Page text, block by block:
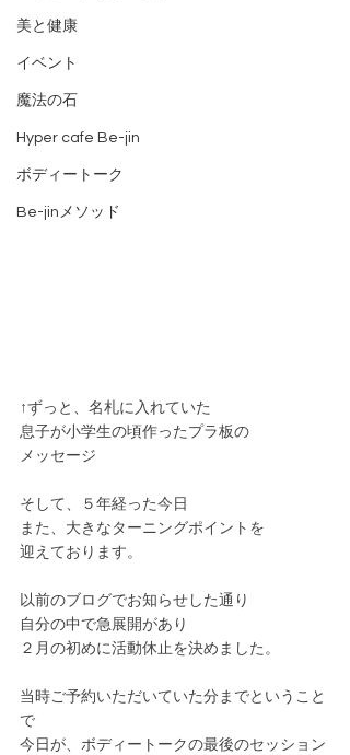
美と健康
イベント
魔法の石
Hyper cafe Be-jin
ボディートーク
Be-jinメソッド
↑ずっと、名札に入れていた
息子が小学生の頃作ったプラ板の
メッセージ
そして、５年経った今日
また、大きなターニングポイントを
迎えております。
以前のブログでお知らせした通り
自分の中で急展開があり
２月の初めに活動休止を決めました。
当時ご予約いただいていた分までということ
で
今日が、ボディートークの最後のセッション